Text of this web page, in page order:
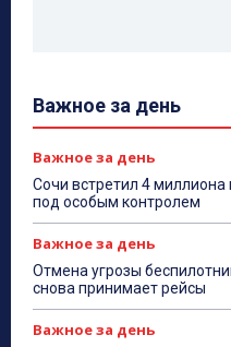
Важное за день
Важное за день
Сочи встретил 4 миллиона
под особым контролем
Важное за день
Отмена угрозы
снова принимает рейсы
Важное за день